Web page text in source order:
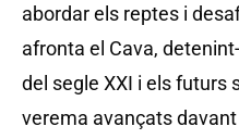
abordar els reptes i
afronta el Cava,
del segle XXI i els futurs
verema avançats